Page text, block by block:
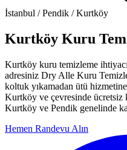
İstanbul / Pendik / Kurtköy
Kurtköy Kuru
Kurtköy kuru temizleme
adresiniz Dry Alle Kuru
koltuk yıkamadan ütü hizmetine
Kurtköy ve çevresinde ücretsiz
Kurtköy ve Pendik genelinde
Hemen Randevu Alın